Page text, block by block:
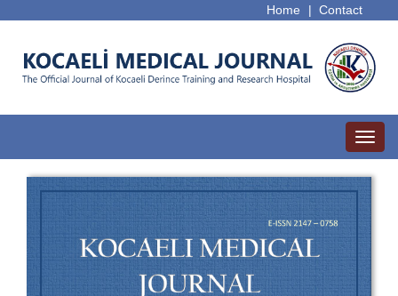
Contact
Home |